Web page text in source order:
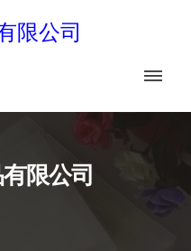
限公司
限公司